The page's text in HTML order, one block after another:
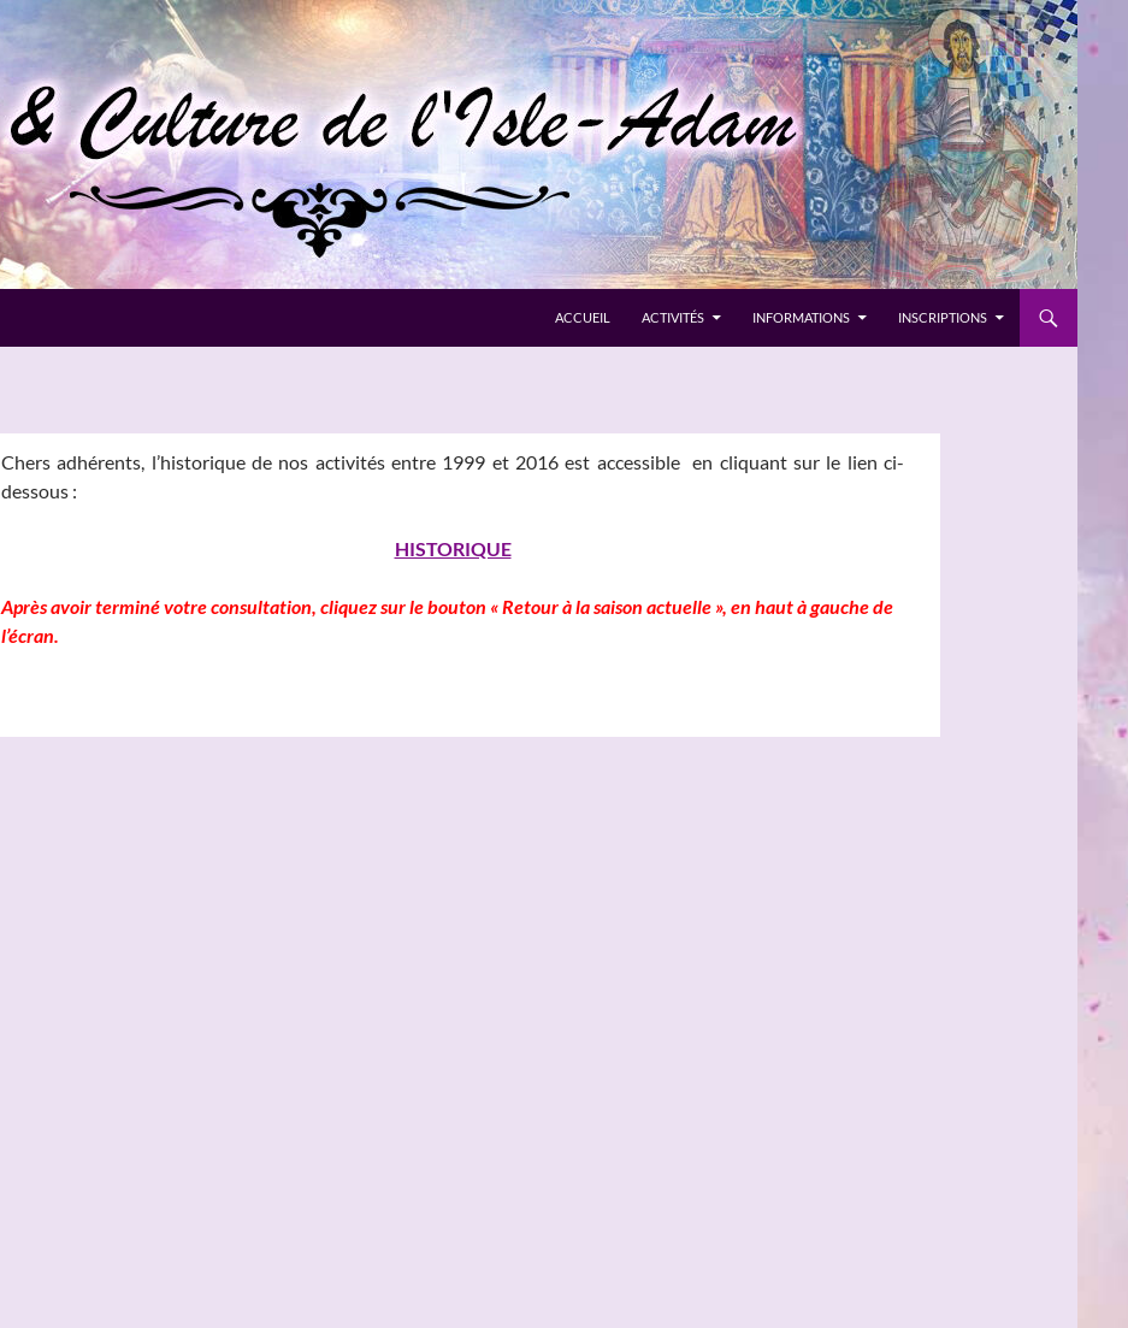
ACCUEIL ACTIVITÉS INFORMATIONS INSCRIPTIONS
Chers adhérents, l’historique de nos activités entre 1999 et 2016 est accessible en cliquant sur le lien ci-
dessous :
HISTORIQUE
Après avoir terminé votre consultation, cliquez sur le bouton « Retour à la saison actuelle », en haut à gauche de
l’écran.